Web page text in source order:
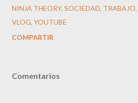
NINJA THEORY SOCIEDAD TRABAJO
VLOG YOUTUBE
COMPARTIR
Comentarios